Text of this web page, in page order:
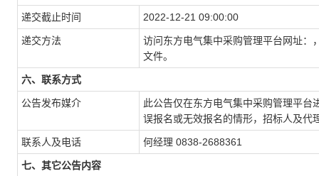
递交截止时间 2022-12-21 09:00:00
递交方法 访问东方电气集中采购管理平台网址：
文件。
六、联系方式
公告发布媒介
此公告仅在东方电气集中采购管理平台
误报名或无效报名的情形，招标人及代
联系人及电话 何经理 0838-2688361
七、其它公告内容